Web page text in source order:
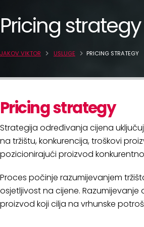
Pricing strategy
JAKOV VIKTOR USLUGE PRICING STRATEGY
Pricing strategy
Strategija određivanja cijena
na tržištu, konkurencija, troškovi
pozicionirajući proizvod
Proces počinje razumijevanjem
osjetljivost na cijene.
proizvod koji cilja na vrhunske